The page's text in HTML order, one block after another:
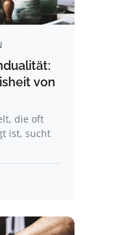
von
die oft
ist, sucht